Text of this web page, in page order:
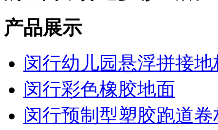
产品展示
闵行幼儿园悬浮拼接地
闵行彩色橡胶地面
闵行预制型塑胶跑道卷